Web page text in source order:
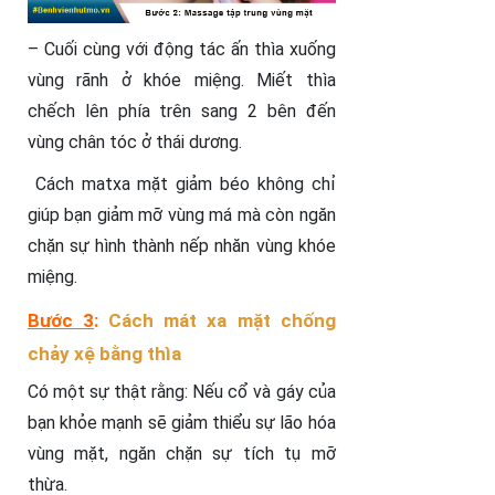
– Cuối cùng với động tác ấn thìa xuống
vùng rãnh ở khóe miệng. Miết thìa
chếch lên phía trên sang 2 bên đến
vùng chân tóc ở thái dương.
Cách matxa mặt giảm béo không chỉ
giúp bạn giảm mỡ vùng má mà còn ngăn
chặn sự hình thành nếp nhăn vùng khóe
miệng.
Bước 3: Cách mát xa mặt chống
chảy xệ bằng thìa
Có một sự thật rằng: Nếu cổ và gáy của
bạn khỏe mạnh sẽ giảm thiểu sự lão hóa
vùng mặt, ngăn chặn sự tích tụ mỡ
thừa.